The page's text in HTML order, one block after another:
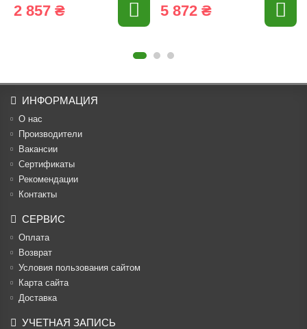
2 857 ₴ 5 872 ₴
ИНФОРМАЦИЯ
О нас
Производители
Вакансии
Cертификаты
Рекомендации
Контакты
СЕРВИС
Оплата
Возврат
Условия пользования сайтом
Карта сайта
Доставка
УЧЕТНАЯ ЗАПИСЬ